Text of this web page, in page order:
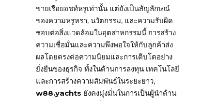
ขายเรือยอชท์หรูเท่านั้น แต่ยังเป็นสัญลักษณ์
ของความหรูหรา, นวัตกรรม, และความรับผิด
ชอบต่อสิ่งแวดล้อมในอุตสาหกรรมนี้ การสร้าง
ความเชื่อมั่นและความพึงพอใจให้กับลูกค้าส่ง
ผลโดยตรงต่อความนิยมและการเติบโตอย่าง
ยั่งยืนของธุรกิจ ทั้งในด้านการลงทุน เทคโนโลยี
และการสร้างความสัมพันธ์ในระยะยาว,
w88.yachts ยังคงมุ่งมั่นในการเป็นผู้นำด้าน